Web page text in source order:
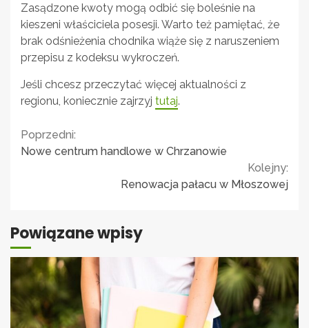
Zasądzone kwoty mogą odbić się boleśnie na
kieszeni właściciela posesji. Warto też pamiętać, że
brak odśnieżenia chodnika wiąże się z naruszeniem
przepisu z kodeksu wykroczeń.
Jeśli chcesz przeczytać więcej aktualności z
regionu, koniecznie zajrzyj tutaj.
Continue
Poprzedni:
Nowe centrum handlowe w Chrzanowie
Kolejny:
Renowacja pałacu w Młoszowej
Powiązane wpisy